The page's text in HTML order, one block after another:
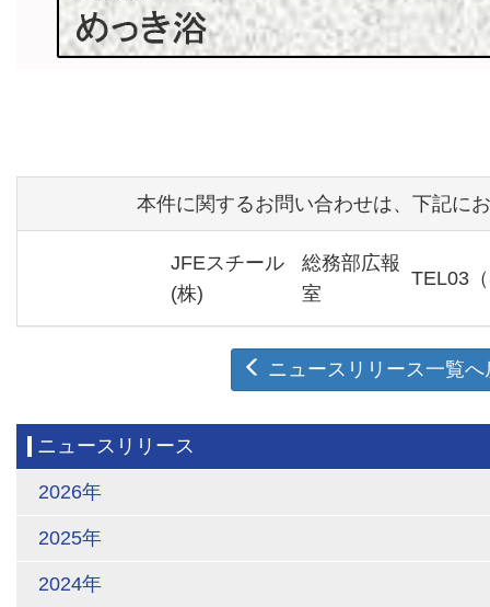
本件に関するお問い合わせは、下記に
JFEスチール
(株)
総務部広報
室
TEL03
ニュースリリース一覧へ
ニュースリリース
2026年
2025年
2024年